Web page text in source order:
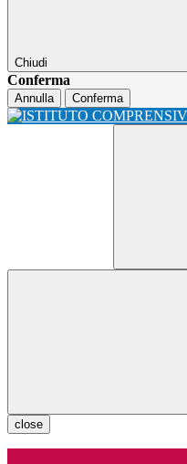
Chiudi
Conferma
Annulla Conferma
close